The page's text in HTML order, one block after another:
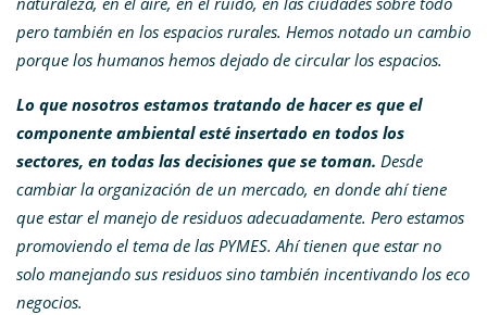
pero también en los espacios rurales. Hemos notado un cambio
porque los humanos hemos dejado de circular los espacios.
Lo que nosotros estamos tratando de hacer es que el
componente ambiental esté insertado en todos los
sectores, en todas las decisiones que se toman. Desde
cambiar la organización de un mercado, en donde ahí tiene
que estar el manejo de residuos adecuadamente. Pero estamos
promoviendo el tema de las PYMES. Ahí tienen que estar no
solo manejando sus residuos sino también incentivando los eco
negocios.